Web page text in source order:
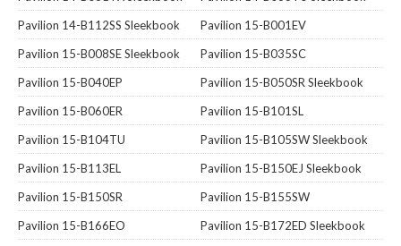
Pavilion 14-B112SS Sleekbook
Pavilion 15-B001EV
Pavilion 15-B008SE Sleekbook
Pavilion 15-B035SC
Pavilion 15-B040EP
Pavilion 15-B050SR Sleekbook
Pavilion 15-B060ER
Pavilion 15-B101SL
Pavilion 15-B104TU
Pavilion 15-B105SW Sleekbook
Pavilion 15-B113EL
Pavilion 15-B150EJ Sleekbook
Pavilion 15-B150SR
Pavilion 15-B155SW
Pavilion 15-B166EO
Pavilion 15-B172ED Sleekbook